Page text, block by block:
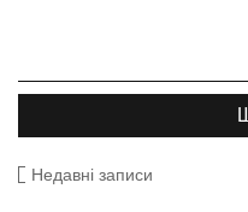
Недавні записи